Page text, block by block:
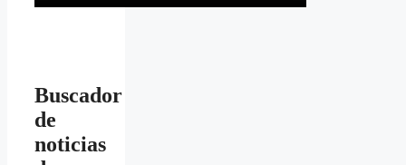
Buscador
de
noticias